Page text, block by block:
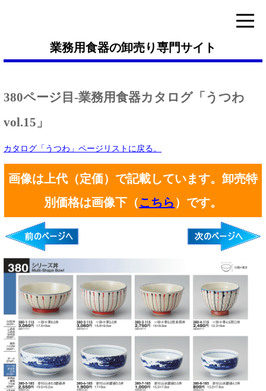
業務用食器の卸売り専門サイト
380ページ目-業務用食器カタログ「うつわ
vol.15」
カタログ「うつわ」ページリストに戻る。
画像は上代（定価）で記載しています。卸売特
別価格は画像下（こちら ）です。